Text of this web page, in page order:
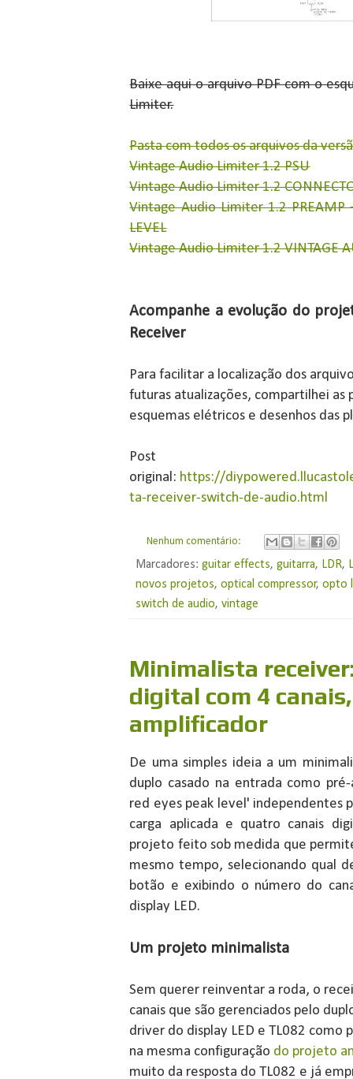
Baixe aqui o arquivo PDF com o
Limiter.
Pasta com todos os arquivos da
Vintage Audio Limiter 1.2 PSU
Vintage Audio Limiter 1.2
Vintage Audio Limiter 1.2 PREAMP
LEVEL
Vintage Audio Limiter 1.2 VINTAGE
Acompanhe a evolução do
Receiver
Para facilitar a localização dos
futuras atualizações, compartilhei as
esquemas elétricos e desenhos das
Post
original: https://
ta-receiver-switch-de-audio.html
Nenhum comentário:
Marcadores:guitar effects,guitarra, LDR,
novos projetos,optical compressor,opto
switch de audio,vintage
Minimalista
digital com 4
amplificador
De uma simples ideia a um
duplo casado na entrada como
red eyes peak level' independentes
carga aplicada e quatro canais
projeto feito sob medida que
mesmo tempo, selecionando qual
botão e exibindo o número do
display LED.
Um projeto minimalista
Sem querer reinventar a roda, o
canais que são gerenciados pelo
driver do display LED e TL082
na mesma configuração do projeto
muito da resposta do TL082 e já